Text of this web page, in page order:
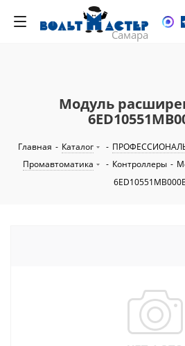
Модуль
Главная - Каталог -
Промавтоматика
- Контроллеры -